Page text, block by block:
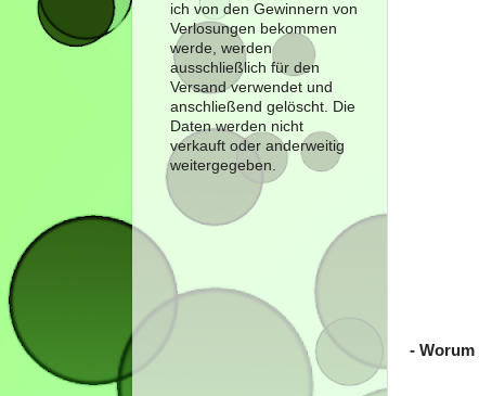
- Worum
ich von den Gewinnern von
Verlosungen bekommen
werde, werden
ausschließlich für den
Versand verwendet und
anschließend gelöscht. Die
Daten werden nicht
verkauft oder anderweitig
weitergegeben.